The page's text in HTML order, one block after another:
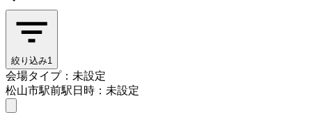
絞り込み1
会場タイプ：未設定
松山市駅前駅日時：未設定